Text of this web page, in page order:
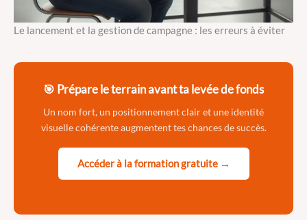
Le lancement et la gestion de campagne : les erreurs à éviter
🎯 Prépare le terrain avant ta levée de fonds
Un nom fort, un positionnement clair et une identité
visuelle cohérente augmentent tes chances de succès.
Accéder à la formation gratuite →